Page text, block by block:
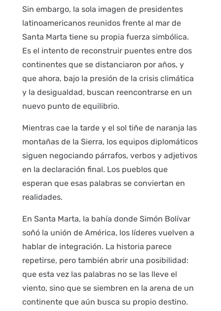
Sin embargo, la sola imagen de presidentes
latinoamericanos reunidos frente al mar de
Santa Marta tiene su propia fuerza simbólica.
Es el intento de reconstruir puentes entre dos
continentes que se distanciaron por años, y
que ahora, bajo la presión de la crisis climática
y la desigualdad, buscan reencontrarse en un
nuevo punto de equilibrio.
Mientras cae la tarde y el sol tiñe de naranja las
montañas de la Sierra, los equipos diplomáticos
siguen negociando párrafos, verbos y adjetivos
en la declaración final. Los pueblos que
esperan que esas palabras se conviertan en
realidades.
En Santa Marta, la bahía donde Simón Bolívar
soñó la unión de América, los líderes vuelven a
hablar de integración. La historia parece
repetirse, pero también abrir una posibilidad:
que esta vez las palabras no se las lleve el
viento, sino que se siembren en la arena de un
continente que aún busca su propio destino.